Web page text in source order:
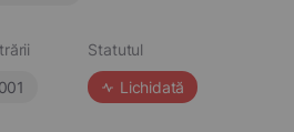
Statutul
Lichidată